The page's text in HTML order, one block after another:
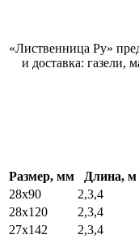
«Лиственница Ру»
и доставка: газели,
Размер, мм Длина, м
28х90
2,3,4
28х120
2,3,4
27х142
2,3,4